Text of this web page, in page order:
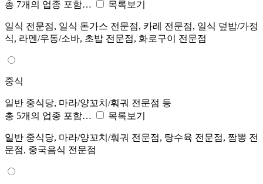
총 7개의 업종 포함… 목록보기
일식 전문점, 일식 돈가스 전문점, 카레 전문점, 일식 덮밥/가정
식, 라멘/우동/소바, 초밥 전문점, 화로구이 전문점
중식
일반 중식당, 마라/양꼬치/훠궈 전문점 등
총 5개의 업종 포함…
목록보기
일반 중식당, 마라/양꼬치/훠궈 전문점, 탕수육 전문점, 짬뽕 전
문점, 중국음식 전문점